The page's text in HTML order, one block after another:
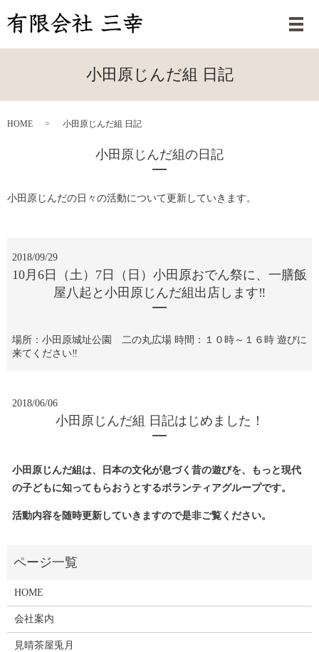
メ
小田原じんだ組 日記
HOME 小田原じんだ組 日記
小田原じんだ組の日記
小田原じんだの日々の活動について更新していきます。
2018/09/29
10月6日（土）7日（日）小田原おでん祭に、一膳飯
屋八起と小田原じんだ組出店します‼
場所：小田原城址公園 二の丸広場 時間：１０時～１６時 遊びに
来てください‼
2018/06/06
小田原じんだ組 日記はじめました！
小田原じんだ組は、日本の文化が息づく昔の遊びを、もっと現代
の子どもに知ってもらおうとするボランティアグループです。
活動内容を随時更新していきますので是非ご覧ください。
HOME
会社案内
見晴茶屋兎月